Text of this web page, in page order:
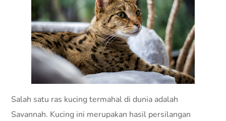
Salah satu ras kucing termahal di dunia adalah
Savannah. Kucing ini merupakan hasil persilangan